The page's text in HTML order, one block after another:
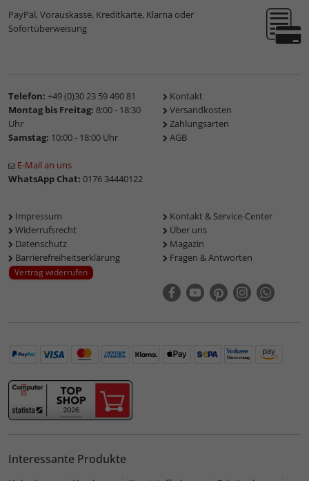
PayPal, Vorauskasse, Kreditkarte, Klarna oder
Sofortüberweisung
Telefon: +49 (0)30 23 59 490 81
Montag bis Freitag: 8:00 - 18:30
Uhr
Samstag: 10:00 - 18:00 Uhr
E-Mail an uns
WhatsApp Chat: 0176 34440122
Kontakt
Versandkosten
Zahlungsarten
AGB
Impressum
Widerrufsrecht
Datenschutz
Barrierefreiheitserklärung
Vertrag widerrufen
Kontakt & Service-Center
Über uns
Magazin
Fragen & Antworten
Interessante Produkte